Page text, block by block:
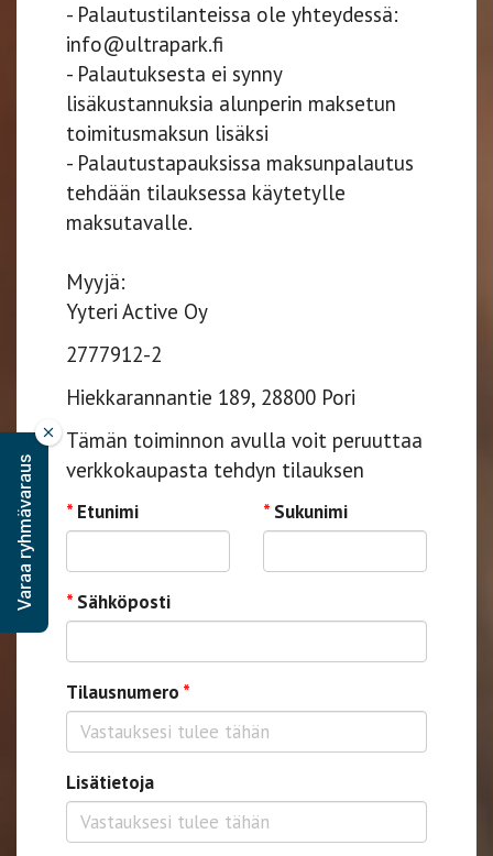
Varaa ryhmävaraus
- Palautustilanteissa ole yhteydessä:
info@ultrapark.fi
- Palautuksesta ei synny
lisäkustannuksia alunperin maksetun
toimitusmaksun lisäksi
- Palautustapauksissa maksunpalautus
tehdään tilauksessa käytetylle
maksutavalle.
Myyjä:
Yyteri Active Oy
2777912-2
Hiekkarannantie 189, 28800 Pori
Tämän toiminnon avulla voit peruuttaa
verkkokaupasta tehdyn tilauksen
* Etunimi * Sukunimi
* Sähköposti
Tilausnumero *
Lisätietoja